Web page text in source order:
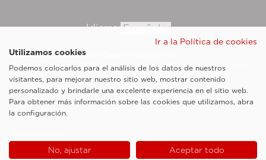
Idioma:
Esaote SpA ©2026 - Vat Code IT05131180969
Sociedad sujeta a la actividad de dirección y coordinación de Shanghai Luzi
Enterprise Management Consultancy Center (Limited Partnership)
Notas legales
Cookie Policy
Ir a la Política de cookies
Utilizamos cookies
Podemos colocarlos para el análisis de los datos de nuestros
visitantes, para mejorar nuestro sitio web, mostrar contenido
personalizado y brindarle una excelente experiencia en el sitio web.
Para obtener más información sobre las cookies que utilizamos, abra
la configuración.
No, ajustar Aceptar todo